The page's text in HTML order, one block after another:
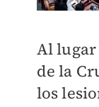
Al
de la
los